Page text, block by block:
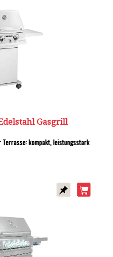
Gasgrill
kompakt, leistungsstark